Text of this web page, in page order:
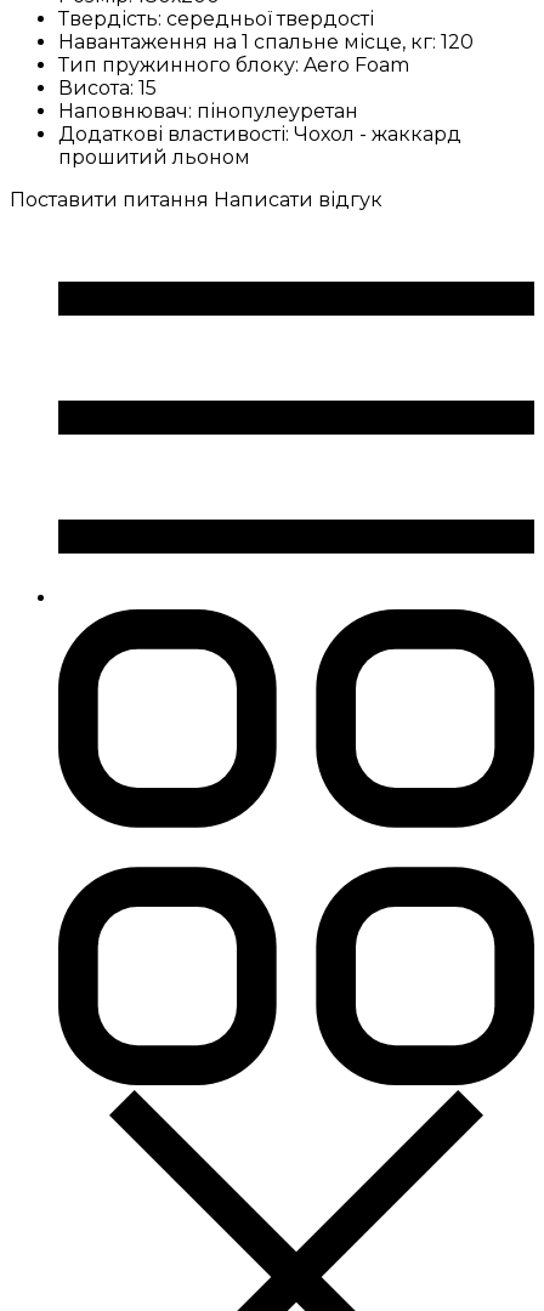
Твердість: середньої твердості
Навантаження на 1 спальне місце, кг: 120
Тип пружинного блоку: Aero Foam
Висота: 15
Наповнювач: пінопулеуретан
Додаткові властивості: Чохол - жаккард
прошитий льоном
Поставити питання Написати відгук